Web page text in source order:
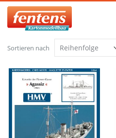
Zum
Inhalt
springen
Sortieren nach